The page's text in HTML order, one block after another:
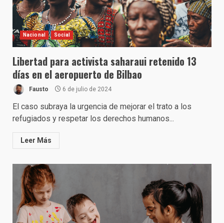
Nacional Social
Libertad para activista saharaui retenido 13
días en el aeropuerto de Bilbao
Fausto 6 de julio de 2024
El caso subraya la urgencia de mejorar el trato a los
refugiados y respetar los derechos humanos...
Leer Más